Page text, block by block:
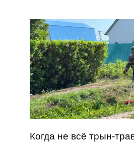
Когда не всё трын-